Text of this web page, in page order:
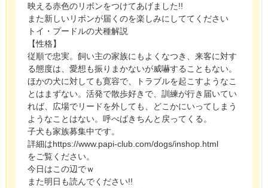
映える赤色のリボンをつけてあげました!!
また新しいリボンが届くのを楽しみにしててください
トイ・プードルの犬種解説
【性格】
従順で忠実。飼い主の家族にもよくなつき、来客に対す
る態度は、愛想も振りまかないが威嚇することもない。
ほかの犬に対しても寛容で、トラブルを起こすようなこ
とはまずない。活発で散歩好きで、訓練が行き届いてい
れば、広場でリードを外しても、どこかにいってしまう
ようなことはない。呼べばきちんと戻ってくる。
子犬も家族募集中です。
詳細はhttps://www.papi-club.com/dogs/inshop.html
をご覧ください。
今日はこの辺でｗ
また明日も読んでください!!